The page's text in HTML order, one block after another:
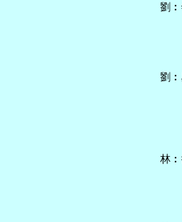
劉︰
劉︰
林︰